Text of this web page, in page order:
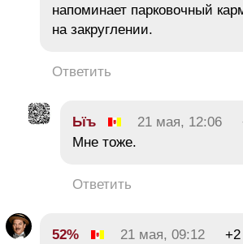
напоминает парковочный
на закруглении.
Ответить
Ьїъ 21 мая, 12:06
Мне тоже.
Ответить
52% 21 мая, 09:12
+2